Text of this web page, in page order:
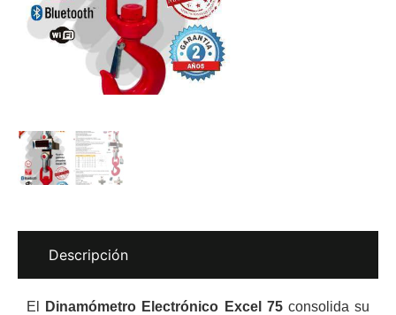
Descripción
El Dinamómetro Electrónico Excel 75consolida su